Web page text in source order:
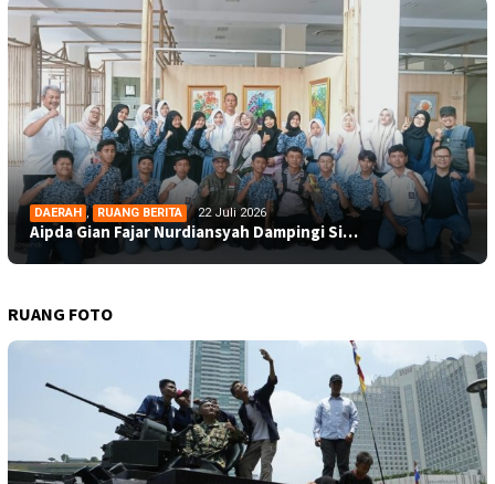
DAERAH , RUANG BERITA 22 Juli 2026
Aipda Gian Fajar Nurdiansyah Dampingi Si…
RUANG FOTO